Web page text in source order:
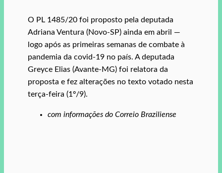
O PL 1485/20 foi proposto pela deputada
Adriana Ventura (Novo-SP) ainda em abril —
logo após as primeiras semanas de combate à
pandemia da covid-19 no país. A deputada
Greyce Elias (Avante-MG) foi relatora da
proposta e fez alterações no texto votado nesta
terça-feira (1º/9).
com informações do Correio Braziliense